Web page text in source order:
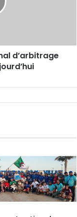
d’arbitrage